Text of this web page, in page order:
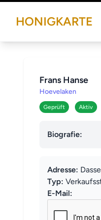
HONIGKARTE
Frans Hanse
Hoevelaken
Geprüft Aktiv
Biografie:
Adresse:
Typ:
E-Mail: